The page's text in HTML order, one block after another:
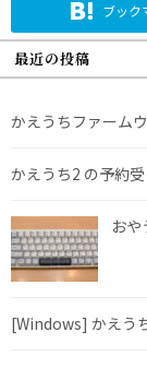
ブック
最近の投稿
かえうちファーム
かえうち2 の予約
おや
[Windows] かえう